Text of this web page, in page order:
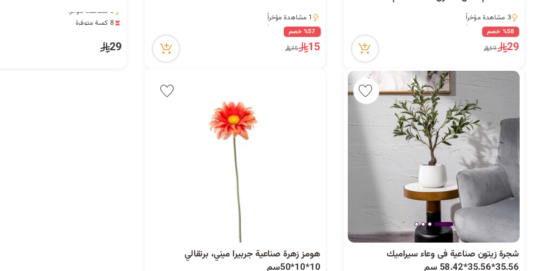
3 مشاهدة مؤخراً
3 مشاهدة مؤخراً
%58 خصم
29
69
1 مشاهدة مؤخراً
1 مشاهدة مؤخراً
%57 خصم
15
35
8 كمية متوفرة
29
شجرة زيتون صناعية فى وعاء سيراميك
35.56*35.56*58.42 سم
4 كمية متوفرة
هومز زهرة صناعية جربيرا ميني، برتقالي
10*10*50سم